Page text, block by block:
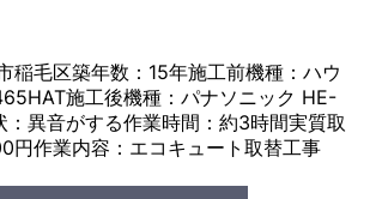
稲毛区築年数：15年施工前機種：ハウ
施工後機種：パナソニック HE-
異音がする作業時間：約3時間実質取
円作業内容：エコキュート取替工事